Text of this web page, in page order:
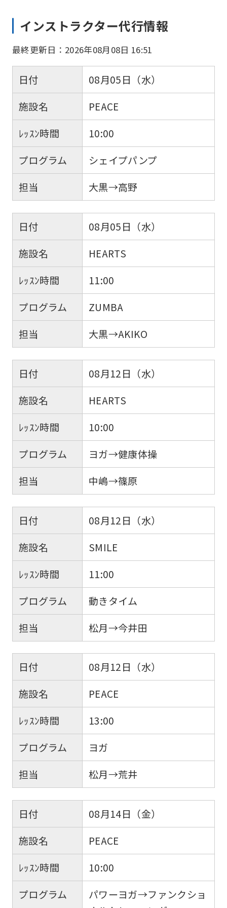
インストラクター代行情報
最終更新日：2026年08月08日 16:51
日付
08月05日（水）
施設名
PEACE
ﾚｯｽﾝ時間
10:00
プログラム
シェイプパンプ
担当
大黒→高野
日付
08月05日（水）
施設名
HEARTS
ﾚｯｽﾝ時間
11:00
プログラム
ZUMBA
担当
大黒→AKIKO
日付
08月12日（水）
施設名
HEARTS
ﾚｯｽﾝ時間
10:00
プログラム
ヨガ→健康体操
担当
中嶋→篠原
日付
08月12日（水）
施設名
SMILE
ﾚｯｽﾝ時間
11:00
プログラム
動きタイム
担当
松月→今井田
日付
08月12日（水）
施設名
PEACE
ﾚｯｽﾝ時間
13:00
プログラム
ヨガ
担当
松月→荒井
日付
08月14日（金）
施設名
PEACE
ﾚｯｽﾝ時間
10:00
プログラム
パワーヨガ→ファンクショ